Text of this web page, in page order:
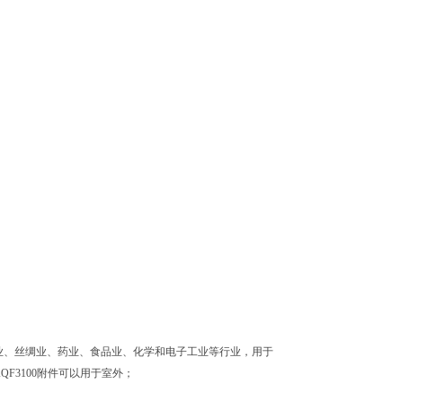
丝绸业、药业、食品业、化学和电子工业等行业，用于
附件可以用于室外；